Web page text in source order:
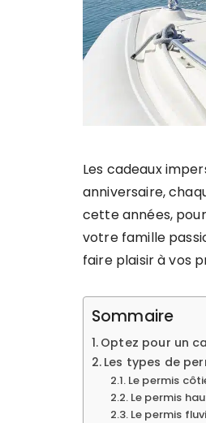
Les cadeaux
anniversaire,
cette années,
votre famille
faire plaisir à vos
Sommaire
Optez pour un
Les types de
Le permis
Le permis
Le permis